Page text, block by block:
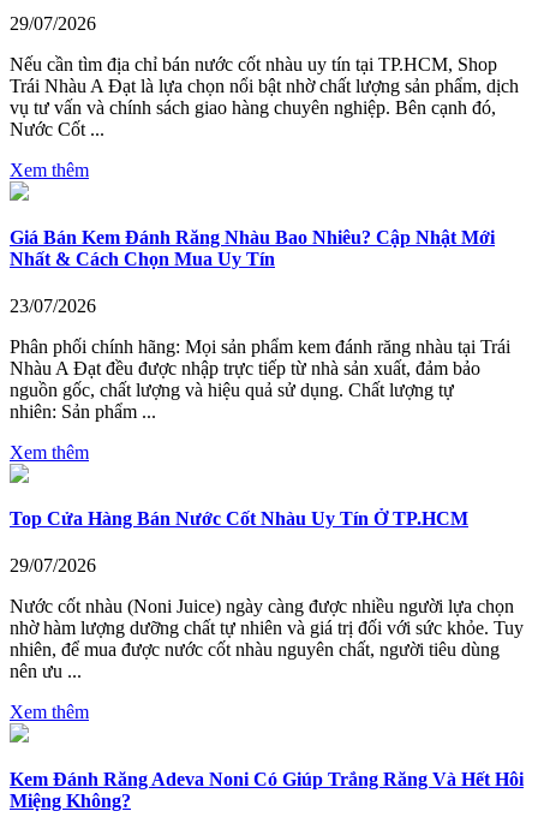
29/07/2026
Nếu cần tìm địa chỉ bán nước cốt nhàu uy tín tại TP.HCM, Shop
Trái Nhàu A Đạt là lựa chọn nổi bật nhờ chất lượng sản phẩm, dịch
vụ tư vấn và chính sách giao hàng chuyên nghiệp. Bên cạnh đó,
Nước Cốt ...
Xem thêm
Giá Bán Kem Đánh Răng Nhàu Bao Nhiêu? Cập Nhật Mới
Nhất & Cách Chọn Mua Uy Tín
23/07/2026
Phân phối chính hãng: Mọi sản phẩm kem đánh răng nhàu tại Trái
Nhàu A Đạt đều được nhập trực tiếp từ nhà sản xuất, đảm bảo
nguồn gốc, chất lượng và hiệu quả sử dụng. Chất lượng tự
nhiên: Sản phẩm ...
Xem thêm
Top Cửa Hàng Bán Nước Cốt Nhàu Uy Tín Ở TP.HCM
29/07/2026
Nước cốt nhàu (Noni Juice) ngày càng được nhiều người lựa chọn
nhờ hàm lượng dưỡng chất tự nhiên và giá trị đối với sức khỏe. Tuy
nhiên, để mua được nước cốt nhàu nguyên chất, người tiêu dùng
nên ưu ...
Xem thêm
Kem Đánh Răng Adeva Noni Có Giúp Trắng Răng Và Hết Hôi
Miệng Không?